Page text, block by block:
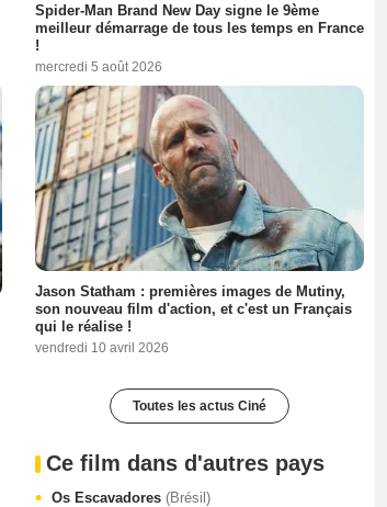
Spider-Man Brand New Day signe le 9ème
meilleur démarrage de tous les temps en France
!
mercredi 5 août 2026
Jason Statham : premières images de Mutiny,
son nouveau film d'action, et c'est un Français
qui le réalise !
vendredi 10 avril 2026
Toutes les actus Ciné
Ce film dans d'autres pays
Os Escavadores (Brésil)